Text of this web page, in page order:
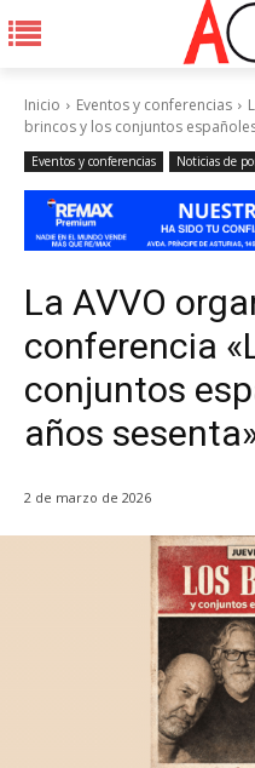
Inicio Eventos y conferencias
brincos y los conjuntos
Eventos y conferencias Noticias de
La AVVO
conferencia
conjuntos
años
2 de marzo de 2026